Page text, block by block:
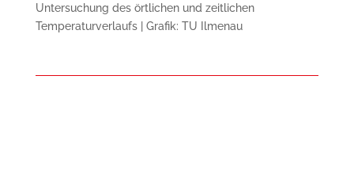
Untersuchung des örtlichen und zeitlichen
Temperaturverlaufs | Grafik: TU Ilmenau